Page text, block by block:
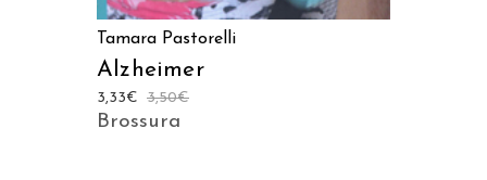
Tamara Pastorelli
Alzheimer
3,50€
3,33€
Brossura